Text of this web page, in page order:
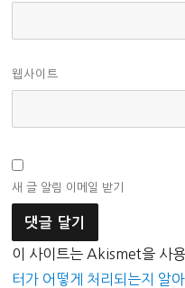
웹사이트
새 글 알림 이메일 받기
이 사이트는 Akismet을 사
터가 어떻게 처리되는지 알